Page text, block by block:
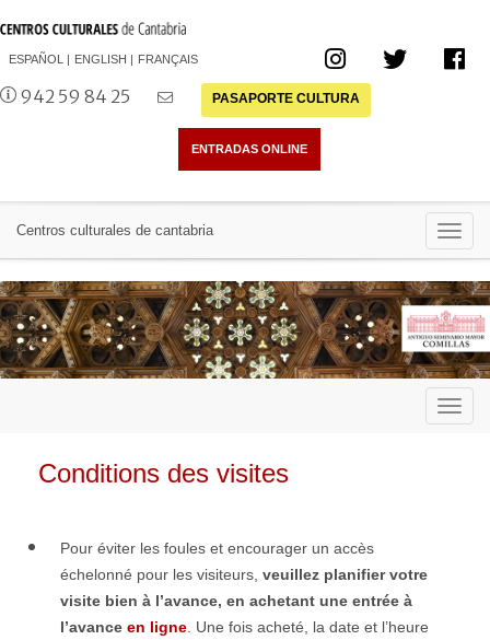
ESPAÑOL ENGLISH FRANÇAIS
942 59 84 25 PASAPORTE CULTURA
Centros culturales de cantabria
Conditions des visites
Pour éviter les foules et encourager un accès
échelonné pour les visiteurs, veuillez planifier votre
visite bien à l’avance, en achetant une entrée à
l’avance en ligne. Une fois acheté, la date et l’heure